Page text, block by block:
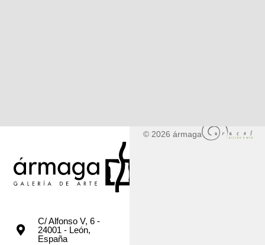
C/ Alfonso V, 6 -
24001 - León,
España
© 2026 ármaga